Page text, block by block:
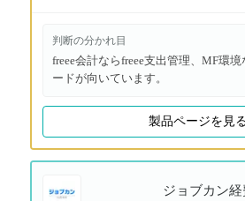
判断の分かれ目
freee会計ならfreee支出管理、MF環
ードが向いています。
製品ページを見
ジョブカン